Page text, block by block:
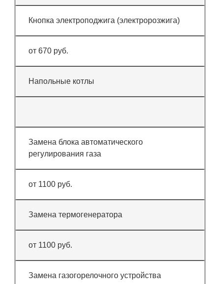
Кнопка электроподжига (электророзжига)
от 670 руб.
Напольные котлы
Замена блока автоматического
регулирования газа
от 1100 руб.
Замена термогенератора
от 1100 руб.
Замена газогорелочного устройства